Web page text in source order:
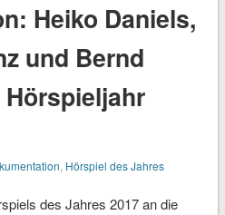
Heiko Daniels,
und Bernd
, Hörspiel des Jahres
des Jahres 2017 an die